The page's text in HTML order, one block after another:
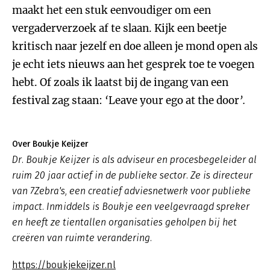
maakt het een stuk eenvoudiger om een
vergaderverzoek af te slaan. Kijk een beetje
kritisch naar jezelf en doe alleen je mond open als
je echt iets nieuws aan het gesprek toe te voegen
hebt. Of zoals ik laatst bij de ingang van een
festival zag staan: ‘Leave your ego at the door’.
Over Boukje Keijzer
Dr. Boukje Keijzer is als adviseur en procesbegeleider al
ruim 20 jaar actief in de publieke sector. Ze is directeur
van 7Zebra's, een creatief adviesnetwerk voor publieke
impact. Inmiddels is Boukje een veelgevraagd spreker
en heeft ze tientallen organisaties geholpen bij het
creëren van ruimte verandering.
https://boukjekeijzer.nl